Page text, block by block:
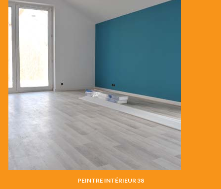
PEINTRE INTÉRIEUR 38